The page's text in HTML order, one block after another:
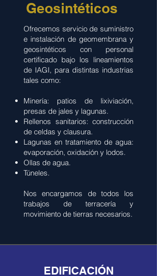
Geosintéticos
Ofrecemos servicio de suministro
e instalación de geomembrana y
geosintéticos con personal
certificado bajo los lineamientos
de IAGI, para distintas industrias
tales como:
Minería: patios de lixiviación,
presas de jales y lagunas.
Rellenos sanitarios: construcción
de celdas y clausura.
Lagunas en tratamiento de agua:
evaporación, oxidación y lodos.
Ollas de agua.
Túneles.
Nos encargamos de todos los
trabajos de terracería y
movimiento de tierras necesarios.
EDIFICACIÓN